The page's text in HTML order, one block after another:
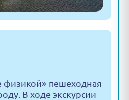
пешеходная
В ходе экскурсии